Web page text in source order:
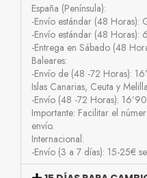
España (Península):
-Envío estándar (48 Horas):
-Envío estándar (48 Horas):
-Entrega en Sábado (48
Baleares:
-Envío de (48 -72 Horas):
Islas Canarias, Ceuta y
-Envío (48 -72 Horas):
Importante: Facilitar el
envío.
Internacional:
-Envío (3 a 7 días): 15-25€